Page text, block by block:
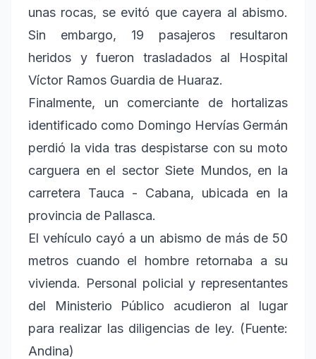
unas rocas, se evitó que cayera al abismo.
Sin embargo, 19 pasajeros resultaron
heridos y fueron trasladados al Hospital
Víctor Ramos Guardia de Huaraz.
Finalmente, un comerciante de hortalizas
identificado como Domingo Hervías Germán
perdió la vida tras despistarse con su moto
carguera en el sector Siete Mundos, en la
carretera Tauca - Cabana, ubicada en la
provincia de Pallasca.
El vehículo cayó a un abismo de más de 50
metros cuando el hombre retornaba a su
vivienda. Personal policial y representantes
del Ministerio Público acudieron al lugar
para realizar las diligencias de ley. (Fuente:
Andina)